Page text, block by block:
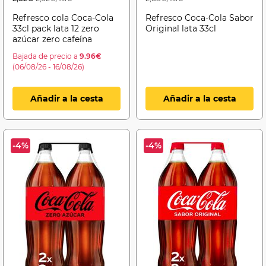
Refresco cola Coca-Cola
33cl pack lata 12 zero
azúcar zero cafeína
Bajada de precio a 9.96€
(06/08/26 - 16/08/26)
Añadir a la cesta
Refresco Coca-Cola Sabor
Original lata 33cl
Añadir a la cesta
-4% -4%